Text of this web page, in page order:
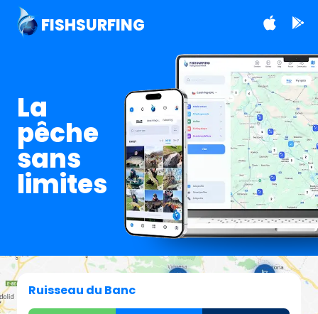
FISHSURFING
La
pêche
sans
limites
Ruisseau du Banc